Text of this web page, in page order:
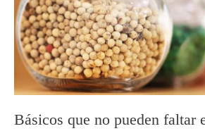
Básicos que no pueden faltar